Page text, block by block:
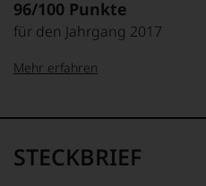
96/100 Punkte
für den Jahrgang 2017
95–98 Punkte:
Name
Tesdorpf
Mehr erfahren
STECKBRIEF